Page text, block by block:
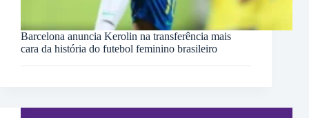
Barcelona anuncia Kerolin na transferência mais
cara da história do futebol feminino brasileiro